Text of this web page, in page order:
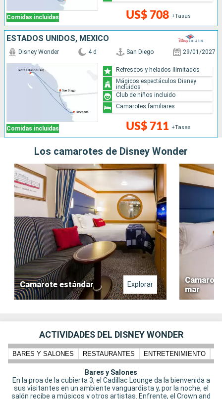
Comidas incluidas US$ 708 +Tasas
ESTADOS UNIDOS, MÉXICO
Comidas incluidas
Disney Wonder 4 d San Diego 29/01/2027
US$ 711 +Tasas
Refrescos y helados ilimitados
Mágicos espectáculos Disney
incluidos
Club de niños incluido
Camarotes familiares
Los camarotes de Disney Wonder
Camarote estándar Explorar
mar
ACTIVIDADES DEL DISNEY WONDER
BARES Y SALONES RESTAURANTES ENTRETENIMIENTO
Bares y Salones
En la proa de la cubierta 3, el Cadillac Lounge da la bienvenida a
sus visitantes en un ambiente vanguardista y, por la noche, el
salón recibe a músicos y otros artistas. Enfrente, el Crown and